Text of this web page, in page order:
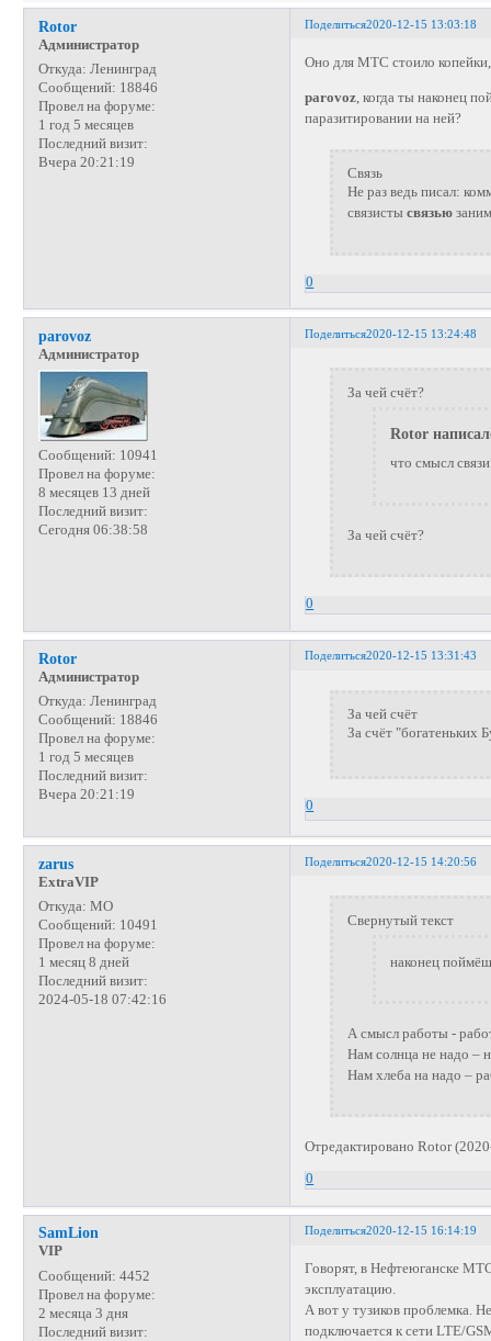
Поделиться2020-12-15 13:03:18
Rotor
Администратор
Откуда: Ленинград
Сообщений: 18846
Провел на форуме:
1 год 5 месяцев
Последний визит:
Вчера 20:21:19
Оно для МТС стоило
parovoz , когда ты наконец
паразитировании на ней?
Связь
Не раз ведь писал:
связисты связью
0
Поделиться2020-12-15 13:24:48
parovoz
Администратор
Сообщений: 10941
Провел на форуме:
8 месяцев 13 дней
Последний визит:
Сегодня 06:38:58
За чей счёт?
Rotor
что смысл
За чей счёт?
0
Поделиться2020-12-15 13:31:43
Rotor
Администратор
Откуда: Ленинград
Сообщений: 18846
Провел на форуме:
1 год 5 месяцев
Последний визит:
Вчера 20:21:19
За чей счёт
За счёт "богатеньких
0
Поделиться2020-12-15 14:20:56
zarus
ExtraVIP
Откуда: МО
Сообщений: 10491
Провел на форуме:
1 месяц 8 дней
Последний визит:
2024-05-18 07:42:16
Свернутый текст
наконец
А смысл работы -
Нам солнца не надо –
Нам хлеба на надо –
Отредактировано Rotor
0
Поделиться2020-12-15 16:14:19
SamLion
VIP
Сообщений: 4452
Провел на форуме:
2 месяца 3 дня
Последний визит:
Говорят, в Нефтеюганске
эксплуатацию.
А вот у тузиков проблемка.
подключается к сети LTE/